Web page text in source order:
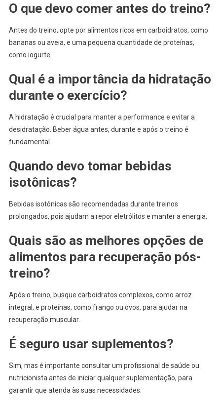
O que devo comer antes do treino?
Antes do treino, opte por alimentos ricos em carboidratos, como
bananas ou aveia, e uma pequena quantidade de proteínas,
como iogurte.
Qual é a importância da hidratação
durante o exercício?
A hidratação é crucial para manter a performance e evitar a
desidratação. Beber água antes, durante e após o treino é
fundamental.
Quando devo tomar bebidas
isotônicas?
Bebidas isotônicas são recomendadas durante treinos
prolongados, pois ajudam a repor eletrólitos e manter a energia.
Quais são as melhores opções de
alimentos para recuperação pós-
treino?
Após o treino, busque carboidratos complexos, como arroz
integral, e proteínas, como frango ou ovos, para ajudar na
recuperação muscular.
É seguro usar suplementos?
Sim, mas é importante consultar um profissional de saúde ou
nutricionista antes de iniciar qualquer suplementação, para
garantir que atenda às suas necessidades.